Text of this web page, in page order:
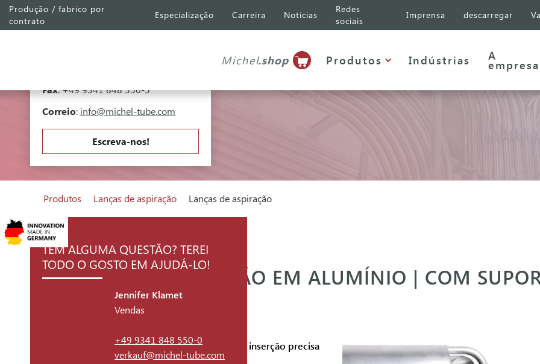
Michel Tube
Engineering GmbH
Fax: +49 9341 848 550-5
Correio: info@michel-tube.com
Escreva-nos!
Produção / fabrico por
contrato
Especialização Carreira Notícias
Redes
sociais
Imprensa descarregar
Michel.shop Produtos Indústrias A
empresa
Produtos Lanças de aspiração Lanças de aspiração
TEM ALGUMA QUESTÃO? TEREI
TODO O GOSTO EM AJUDÁ-LO!
Jennifer Klamet
Vendas
+49 9341 848 550-0
verkauf@michel-tube.com
LANÇAS DE ASPIRAÇÃO EM ALUMÍNIO | COM
Diâmetro exterior normalizado para uma inserção precisa
nas aberturas